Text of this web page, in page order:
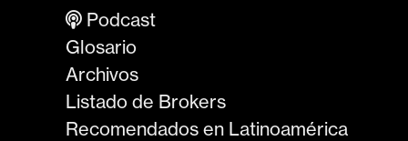
Podcast
Glosario
Archivos
Listado de Brokers
Recomendados en Latinoamérica